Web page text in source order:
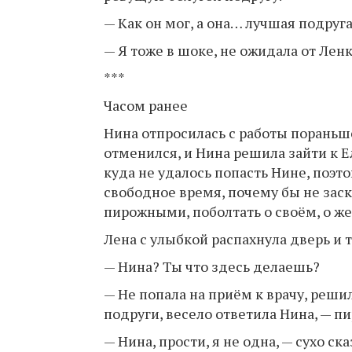
— Как он мог, а она… лучшая
— Я тоже в шоке, не ожидала от
***
Часом ранее
Нина отпросилась с работы
отменился, и Нина решила зайти к
куда не удалось попасть Нине,
свободное время, почему бы не
пирожными, поболтать о своём, о
Лена с улыбкой распахнула дверь и
— Нина? Ты что здесь делаешь?
— Не попала на приём к врачу,
подруги, весело ответила Нина, —
— Нина, прости, я не одна, — сухо